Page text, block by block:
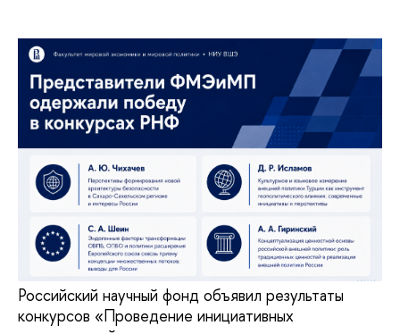
Российский научный фонд объявил результаты
конкурсов «Проведение инициативных